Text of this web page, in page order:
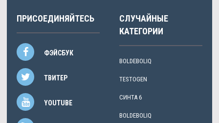
ПРИСОЕДИНЯЙТЕСЬ
ФЭЙСБУК
ТВИТЕР
YOUTUBE
СЛУЧАЙНЫЕ
КАТЕГОРИИ
BOLDEBOLIQ
TESTOGEN
СИНТА 6
BOLDEBOLIQ